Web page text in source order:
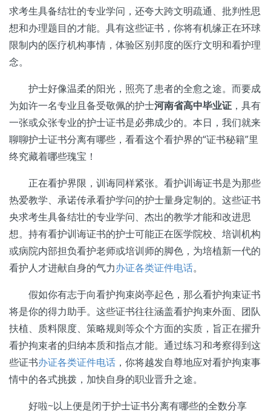
求考生具备结壮的专业学问，还夸大跨文明疏通、批判性思
想和办理题目的才能。具有这些证书，你将有机缘正在环球
限制内的医疗机构事情，体验区别邦度的医疗文明和看护理
念。
护士好像温柔的阳光，照亮了患者的全愈之途。而要成
为如许一名专业且备受敬佩的护士河南省高中毕业证 ，具有
一张或众张专业的护士证书是必弗成少的。本日，我们就来
聊聊护士证书分离有哪些，看看这个看护界的“证书秘籍”里
终究藏着哪些瑰宝！
正在看护界限，训诲同样紧张。看护训诲证书是为那些
热爱教学、承诺传承看护学问的护士量身定制的。这些证书
央求考生具备结壮的专业学问、杰出的教学才能和改进思
想。持有看护训诲证书的护士可能正在医学院校、培训机构
或病院内部担负看护老师或培训师的脚色，为培植新一代的
看护人才进献自身的气力办证各类证件电话。
假如你有志于向看护拘束岗亭起色，那么看护拘束证书
将是你的得力助手。这些证书往往涵盖看护拘束外面、团队
扶植、质料限度、策略规则等众个方面的实质，旨正在擢升
看护拘束者的归纳本质和指点才能。通过练习和考察得到这
些证书办证各类证件电话 ，你将越发自尊地应对看护拘束事
情中的各式挑拨，加快自身的职业晋升之途。
好啦~以上便是闭于护士证书分离有哪些的全数分享